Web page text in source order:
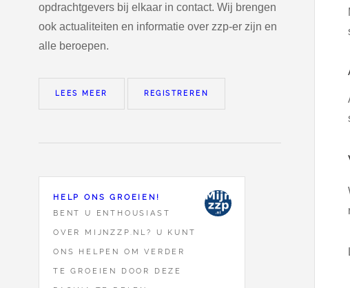
opdrachtgevers bij elkaar in contact. Wij brengen
ook actualiteiten en informatie over zzp-er zijn en
alle beroepen.
LEES MEER REGISTREREN
HELP ONS GROEIEN!
BENT U ENTHOUSIAST
OVER MIJNZZP.NL? U KUNT
ONS HELPEN OM VERDER
TE GROEIEN DOOR DEZE